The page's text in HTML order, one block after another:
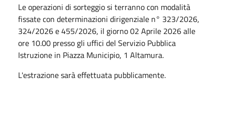
Le operazioni di sorteggio si terranno con modalità
fissate con determinazioni dirigenziale n° 323/2026,
324/2026 e 455/2026, il giorno 02 Aprile 2026 alle
ore 10.00 presso gli uffici del Servizio Pubblica
Istruzione in Piazza Municipio, 1 Altamura.
L'estrazione sarà effettuata pubblicamente.